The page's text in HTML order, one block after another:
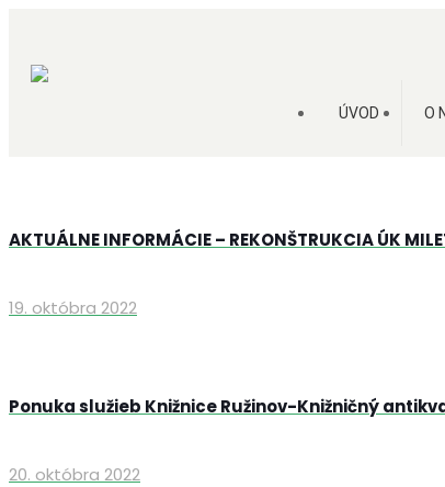
ÚVOD O
AKTUÁLNE INFORMÁCIE – REKONŠTRUKCIA ÚK
19. októbra 2022
Ponuka služieb Knižnice Ružinov-Knižničný
20. októbra 2022